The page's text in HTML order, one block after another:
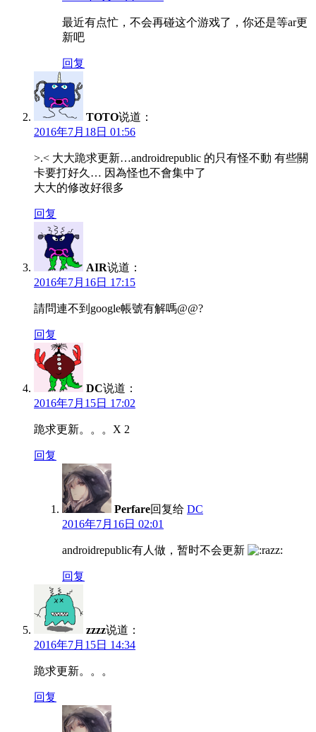
最近有点忙，不会再碰这个游戏了，你还是等ar更
新吧
回复
TOTO说道：
2016年7月18日 01:56
>.< 大大跪求更新…androidrepublic 的只有怪不動 有些關
卡要打好久… 因為怪也不會集中了
大大的修改好很多
回复
AIR说道：
2016年7月16日 17:15
請問連不到google帳號有解嗎@@?
回复
DC说道：
2016年7月15日 17:02
跪求更新。。。X 2
回复
Perfare回复给 DC
2016年7月16日 02:01
androidrepublic有人做，暂时不会更新
回复
zzzz说道：
2016年7月15日 14:34
跪求更新。。。
回复